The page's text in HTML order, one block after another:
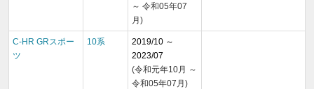
～ 令和05年07
月)
C-HR GRスポー
ツ
10系
2019/10 ～
2023/07
(令和元年10月 ～
令和05年07月)